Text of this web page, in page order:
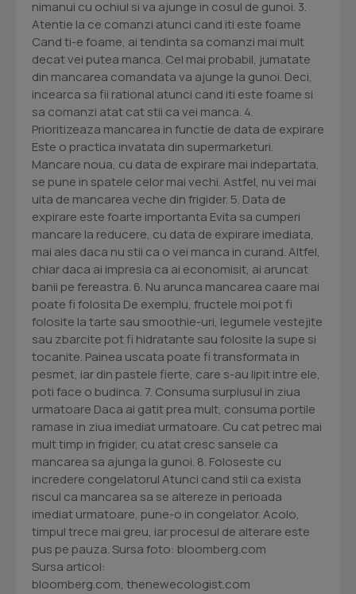
nimanui cu ochiul si va ajunge in cosul de gunoi. 3.
Atentie la ce comanzi atunci cand iti este foame
Cand ti-e foame, ai tendinta sa comanzi mai mult
decat vei putea manca. Cel mai probabil, jumatate
din mancarea comandata va ajunge la gunoi. Deci,
incearca sa fii rational atunci cand iti este foame si
sa comanzi atat cat stii ca vei manca. 4.
Prioritizeaza mancarea in functie de data de expirare
Este o practica invatata din supermarketuri.
Mancare noua, cu data de expirare mai indepartata,
se pune in spatele celor mai vechi. Astfel, nu vei mai
uita de mancarea veche din frigider. 5. Data de
expirare este foarte importanta Evita sa cumperi
mancare la reducere, cu data de expirare imediata,
mai ales daca nu stii ca o vei manca in curand. Altfel,
chiar daca ai impresia ca ai economisit, ai aruncat
banii pe fereastra. 6. Nu arunca mancarea caare mai
poate fi folosita De exemplu, fructele moi pot fi
folosite la tarte sau smoothie-uri, legumele vestejite
sau zbarcite pot fi hidratante sau folosite la supe si
tocanite. Painea uscata poate fi transformata in
pesmet, iar din pastele fierte, care s-au lipit intre ele,
poti face o budinca. 7. Consuma surplusul in ziua
urmatoare Daca ai gatit prea mult, consuma portile
ramase in ziua imediat urmatoare. Cu cat petrec mai
mult timp in frigider, cu atat cresc sansele ca
mancarea sa ajunga la gunoi. 8. Foloseste cu
incredere congelatorul Atunci cand stii ca exista
riscul ca mancarea sa se altereze in perioada
imediat urmatoare, pune-o in congelator. Acolo,
timpul trece mai greu, iar procesul de alterare este
pus pe pauza. Sursa foto: bloomberg.com
Sursa articol:
bloomberg.com, thenewecologist.com